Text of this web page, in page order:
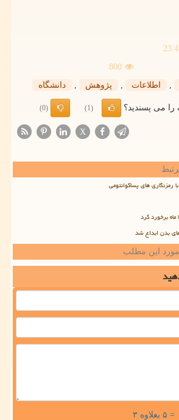
800
اطلاعات پژوهش دانشگاه
را می پسندید؟ (1)
(0)
X
های پساکوانتومی
بدن ابداع شد
مورد این مطلب
= ۵ بعلاوه ۳